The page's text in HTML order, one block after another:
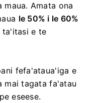
Amata ona
le 50% i le 60%
ta'itasi e te
fefa'ataua'iga e
mai tagata fa'atau
eseese.